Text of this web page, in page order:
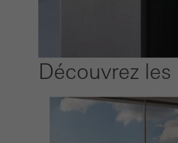
Découvrez